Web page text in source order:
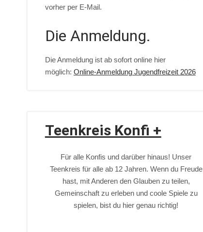
vorher per E-Mail.
Die Anmeldung.
Die Anmeldung ist ab sofort online hier
möglich: Online-Anmeldung Jugendfreizeit 2026
Teenkreis Konfi +
Für alle Konfis und darüber hinaus! Unser
Teenkreis für alle ab 12 Jahren. Wenn du Freude
hast, mit Anderen den Glauben zu teilen,
Gemeinschaft zu erleben und coole Spiele zu
spielen, bist du hier genau richtig!